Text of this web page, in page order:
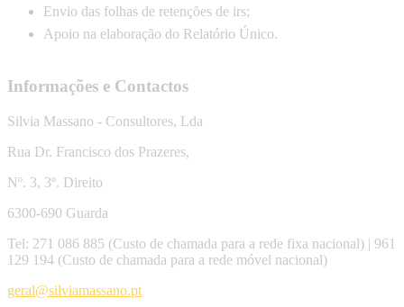
Envio das folhas de retenções de irs;
Apoio na elaboração do Relatório Único.
Informações e Contactos
Silvia Massano - Consultores, Lda
Rua Dr. Francisco dos Prazeres,
Nº. 3, 3º. Direito
6300-690 Guarda
Tel: 271 086 885 (Custo de chamada para a rede fixa nacional) | 961
129 194 (Custo de chamada para a rede móvel nacional)
geral@silviamassano.pt